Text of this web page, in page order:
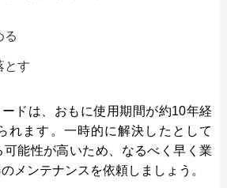
る
とす
ドは、おもに使用期間が約10年経
れます。一時的に解決したとして
可能性が高いため、なるべく早く業
メンテナンスを依頼しましょう。